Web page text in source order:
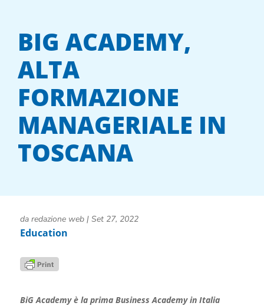
BIG ACADEMY,
ALTA
FORMAZIONE
MANAGERIALE IN
TOSCANA
da redazione web| Set 27, 2022
Education
BiG Academy è la prima Business Academy in Italia